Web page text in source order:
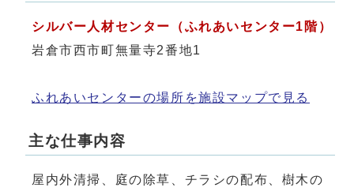
シルバー人材センター（ふれあいセンター1階）
岩倉市西市町無量寺2番地1
ふれあいセンターの場所を施設マップで見る
主な仕事内容
屋内外清掃、庭の除草、チラシの配布、樹木の